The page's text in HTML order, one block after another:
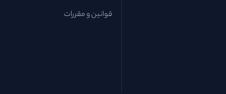
قوانین و مقررات